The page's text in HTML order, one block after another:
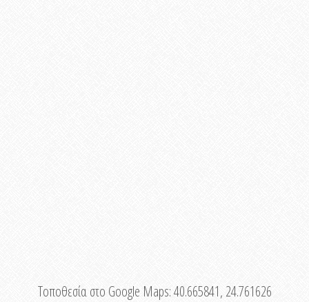
Τοποθεσία στο Google Maps:40.665841, 24.761626